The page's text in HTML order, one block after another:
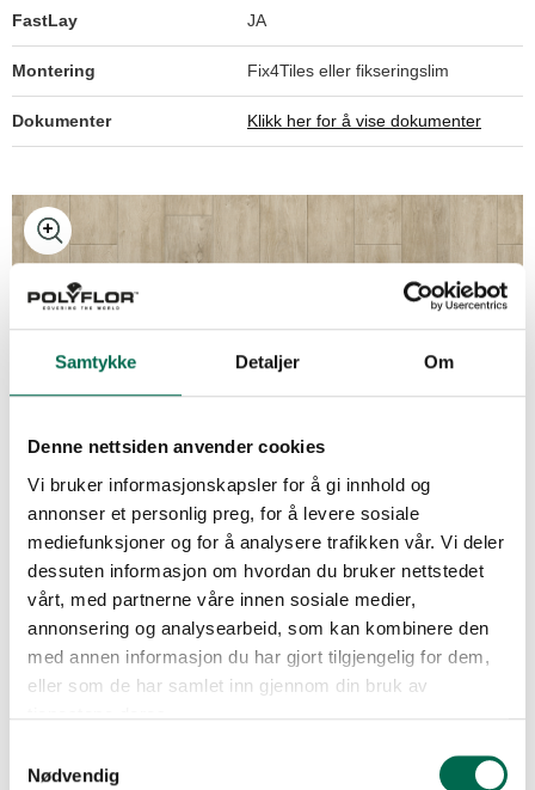
Samtykke Detaljer Om
Denne nettsiden anvender cookies
Vi bruker informasjonskapsler for å gi innhold og
annonser et personlig preg, for å levere sosiale
mediefunksjoner og for å analysere trafikken vår. Vi deler
dessuten informasjon om hvordan du bruker nettstedet
vårt, med partnerne våre innen sosiale medier,
annonsering og analysearbeid, som kan kombinere den
med annen informasjon du har gjort tilgjengelig for dem,
eller som de har samlet inn gjennom din bruk av
Nødvendig
FastLay JA
Montering Fix4Tiles eller fikseringslim
Dokumenter Klikk her for å vise dokumenter